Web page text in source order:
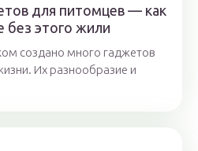
для питомцев — как
без этого жили
создано много гаджетов
Их разнообразие и